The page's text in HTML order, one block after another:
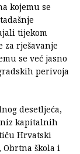
kojemu se
tijekom
za rješavanje
se već jasno
perivoja
desetljeća,
niz kapitalnih
Hrvatski
škola i